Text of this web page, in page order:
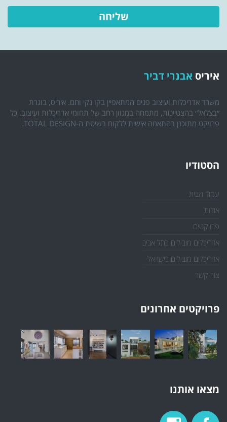
איריס אבנרי דביר
משרד אדריכלות ועיצוב פנים המתאפיין בקו נקי וחם. איריס, בוגרת
״בצלאל״ בהצטיינות, מתמחה במגוון רחב של תחומי אדריכלות ועיצוב. כל
פרויקט מתוכנן בהתאמה אישית ללקוח בשיטת ה-TOTAL DESIGN.
הסטודיו
עמוד הבית
אודות
פרויקטים
אדריכלים מובילים בתל אביב
אדריכלים מובילים בישראל
צור קשר
פרויקטים אחרונים
מצאו אותנו